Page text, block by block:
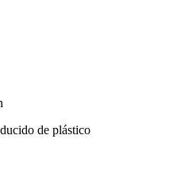
de plástico